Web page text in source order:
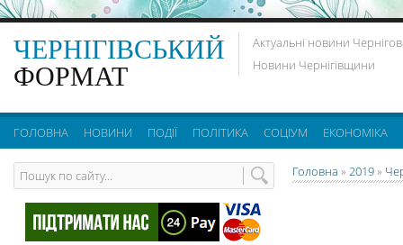
ЧЕРНІГІВСЬКИЙ
ФОРМАТ
Актуальні новини
Новини Чернігівщини
ГОЛОВНА НОВИНИ ПОДІЇ ПОЛІТИКА СОЦІУМ ЕКОНОМІКА
Головна » 2019»